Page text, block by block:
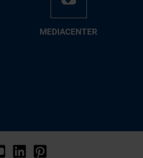
ME­DIA­CEN­TER